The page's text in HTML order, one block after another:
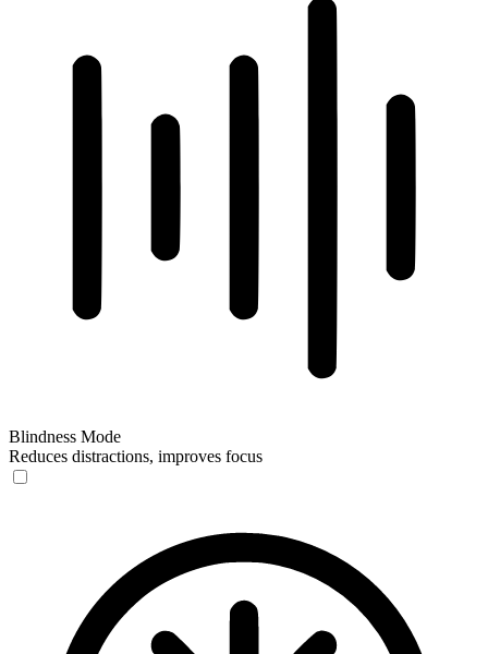
Blindness Mode
Reduces distractions, improves focus